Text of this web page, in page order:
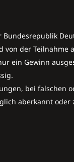
der Teilnahme
ein Gewinn
bei falschen
aberkannt